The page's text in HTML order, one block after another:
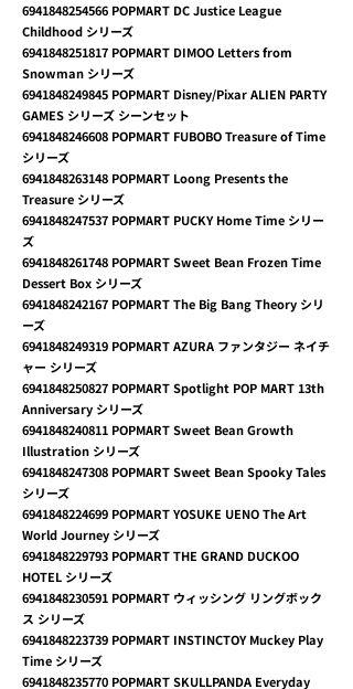
6941848254566 POPMART DC Justice League
Childhood シリーズ
6941848251817 POPMART DIMOO Letters from
Snowman シリーズ
6941848249845 POPMART Disney/Pixar ALIEN PARTY
GAMES シリーズ シーンセット
6941848246608 POPMART FUBOBO Treasure of Time
シリーズ
6941848263148 POPMART Loong Presents the
Treasure シリーズ
6941848247537 POPMART PUCKY Home Time シリー
ズ
6941848261748 POPMART Sweet Bean Frozen Time
Dessert Box シリーズ
6941848242167 POPMART The Big Bang Theory シリ
ーズ
6941848249319 POPMART AZURA ファンタジー ネイチ
ャー シリーズ
6941848250827 POPMART Spotlight POP MART 13th
Anniversary シリーズ
6941848240811 POPMART Sweet Bean Growth
Illustration シリーズ
6941848247308 POPMART Sweet Bean Spooky Tales
シリーズ
6941848224699 POPMART YOSUKE UENO The Art
World Journey シリーズ
6941848229793 POPMART THE GRAND DUCKOO
HOTEL シリーズ
6941848230591 POPMART ウィッシング リングボック
ス シリーズ
6941848223739 POPMART INSTINCTOY Muckey Play
Time シリーズ
6941848235770 POPMART SKULLPANDA Everyday